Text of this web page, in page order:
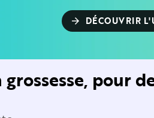
arrow_forward DÉCOUVRIR
pour